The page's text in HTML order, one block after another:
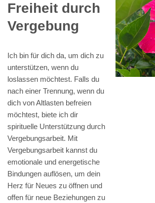
Freiheit durch
Vergebung
Ich bin für dich da, um dich zu
unterstützen, wenn du
loslassen möchtest. Falls du
nach einer Trennung, wenn du
dich von Altlasten befreien
möchtest, biete ich dir
spirituelle Unterstützung durch
Vergebungsarbeit. Mit
Vergebungsarbeit kannst du
emotionale und energetische
Bindungen auflösen, um dein
Herz für Neues zu öffnen und
offen für neue Beziehungen zu